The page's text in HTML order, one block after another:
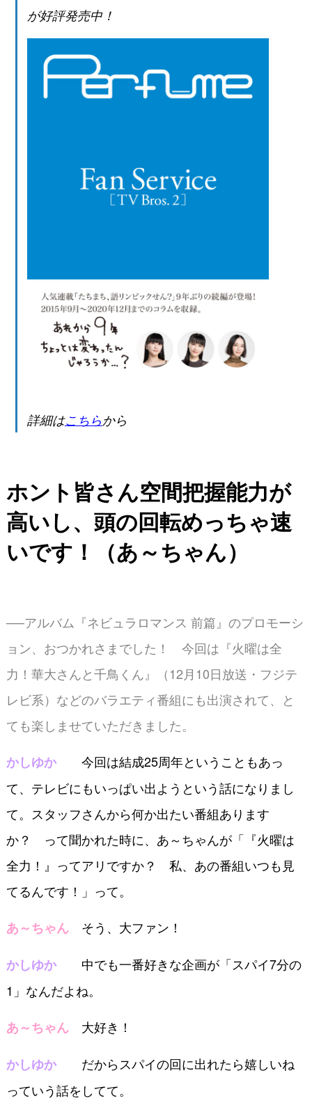
が好評発売中！
詳細はこちらから
ホント皆さん空間把握能力が
高いし、 頭の回転めっちゃ速
いです！（あ～ちゃん）
──アルバム『ネビュラロマンス 前篇』のプロモーシ
ョン、おつかれさまでした！ 今回は『火曜は全
力！華大さんと千鳥くん』（12月10日放送・フジテ
レビ系）などのバラエティ番組にも出演されて、と
ても楽しませていただきました。
かしゆか今回は結成25周年ということもあっ
て、テレビにもいっぱい出ようという話になりまし
て。スタッフさんから何か出たい番組あります
か？ って聞かれた時に、あ～ちゃんが「『火曜は
全力！』ってアリですか？ 私、あの番組いつも見
てるんです！」って。
あ～ちゃん そう、大ファン！
かしゆか中でも一番好きな企画が「スパイ7分の
1」なんだよね。
あ～ちゃん 大好き！
かしゆかだからスパイの回に出れたら嬉しいね
っていう話をしてて。